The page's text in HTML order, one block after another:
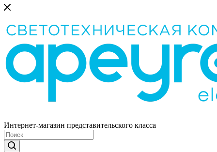
Интернет-магазин представительского класса